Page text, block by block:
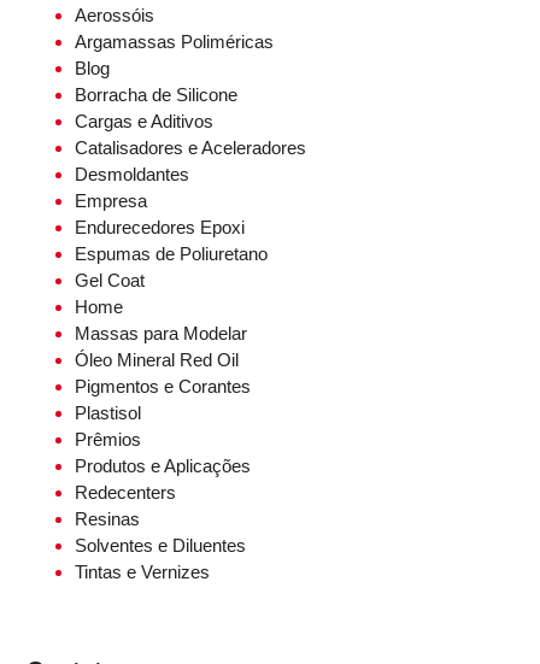
Aerossóis
Argamassas Poliméricas
Blog
Borracha de Silicone
Cargas e Aditivos
Catalisadores e Aceleradores
Desmoldantes
Empresa
Endurecedores Epoxi
Espumas de Poliuretano
Gel Coat
Home
Massas para Modelar
Óleo Mineral Red Oil
Pigmentos e Corantes
Plastisol
Prêmios
Produtos e Aplicações
Redecenters
Resinas
Solventes e Diluentes
Tintas e Vernizes